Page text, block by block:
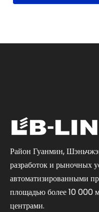
Район Гуанмин,
разработок и рыночных
автоматизированными
площадью более 10 000
центрами.